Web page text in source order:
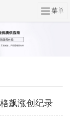
飙涨创纪录